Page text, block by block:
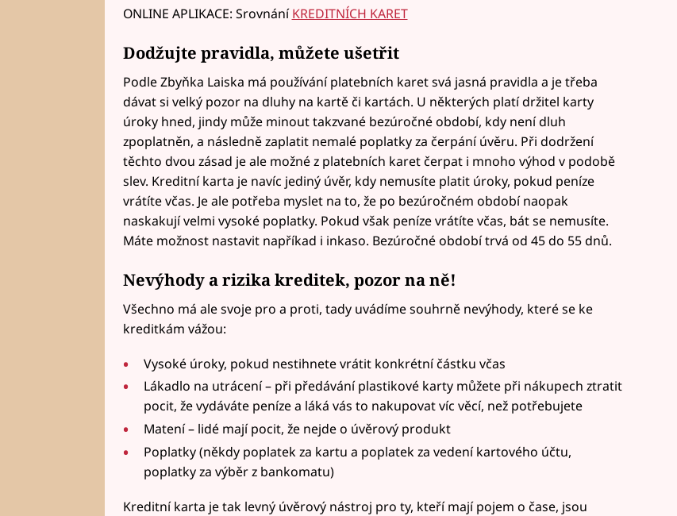
ONLINE APLIKACE: SrovnáníKREDITNÍCH KARET
Dodžujte pravidla, můžete ušetřit
Podle Zbyňka Laiska má používání platebních karet svá jasná pravidla a je třeba
dávat si velký pozor na dluhy na kartě či kartách. U některých platí držitel karty
úroky hned, jindy může minout takzvané bezúročné období, kdy není dluh
zpoplatněn, a následně zaplatit nemalé poplatky za čerpání úvěru. Při dodržení
těchto dvou zásad je ale možné z platebních karet čerpat i mnoho výhod v podobě
slev. Kreditní karta je navíc jediný úvěr, kdy nemusíte platit úroky, pokud peníze
vrátíte včas. Je ale potřeba myslet na to, že po bezúročném období naopak
naskakují velmi vysoké poplatky. Pokud však peníze vrátíte včas, bát se nemusíte.
Máte možnost nastavit napříkad i inkaso. Bezúročné období trvá od 45 do 55 dnů.
Nevýhody a rizika kreditek, pozor na ně!
Všechno má ale svoje pro a proti, tady uvádíme souhrně nevýhody, které se ke
kreditkám vážou:
Vysoké úroky, pokud nestihnete vrátit konkrétní částku včas
Lákadlo na utrácení – při předávání plastikové karty můžete při nákupech ztratit
pocit, že vydáváte peníze a láká vás to nakupovat víc věcí, než potřebujete
Matení – lidé mají pocit, že nejde o úvěrový produkt
Poplatky (někdy poplatek za kartu a poplatek za vedení kartového účtu,
poplatky za výběr z bankomatu)
Kreditní karta je tak levný úvěrový nástroj pro ty, kteří mají pojem o čase, jsou